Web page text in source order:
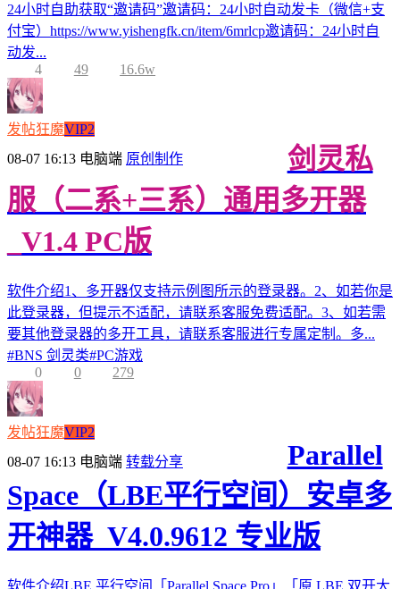
24小时自助获取“邀请码”邀请码：24小时自动发卡（微信+支
付宝）https://www.yishengfk.cn/item/6mrlcp邀请码：24小时自
动发...
4
49 16.6w
发帖狂魔VIP2
08-07 16:13 电脑端 原创制作
剑灵私
服（二系+三系）通用多开器
_V1.4 PC版
软件介绍1、多开器仅支持示例图所示的登录器。2、如若你是
此登录器，但提示不适配，请联系客服免费适配。3、如若需
要其他登录器的多开工具，请联系客服进行专属定制。多...
#BNS 剑灵类#PC游戏
0
0 279
发帖狂魔VIP2
08-07 16:13 电脑端 转载分享
Parallel
Space（LBE平行空间）安卓多
开神器_V4.0.9612 专业版
软件介绍LBE 平行空间「Parallel Space Pro」「原 LBE 双开大